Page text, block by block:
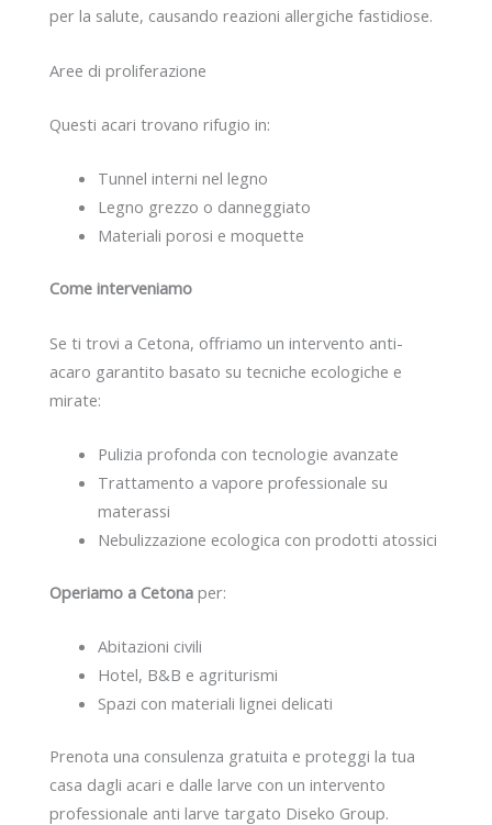
per la salute, causando reazioni allergiche fastidiose.
Aree di proliferazione
Questi acari trovano rifugio in:
Tunnel interni nel legno
Legno grezzo o danneggiato
Materiali porosi e moquette
Come interveniamo
Se ti trovi a Cetona, offriamo un intervento anti-
acaro garantito basato su tecniche ecologiche e
mirate:
Pulizia profonda con tecnologie avanzate
Trattamento a vapore professionale su
materassi
Nebulizzazione ecologica con prodotti atossici
Operiamo a Cetona per:
Abitazioni civili
Hotel, B&B e agriturismi
Spazi con materiali lignei delicati
Prenota una consulenza gratuita e proteggi la tua
casa dagli acari e dalle larve con un intervento
professionale anti larve targato Diseko Group.